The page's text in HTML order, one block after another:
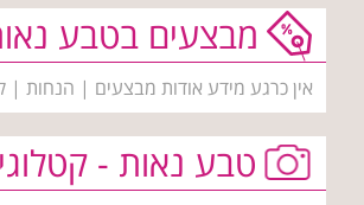
מבצעים בטבע
אין כרגע מידע אודות מבצעים | הנחות |
טבע נאות -